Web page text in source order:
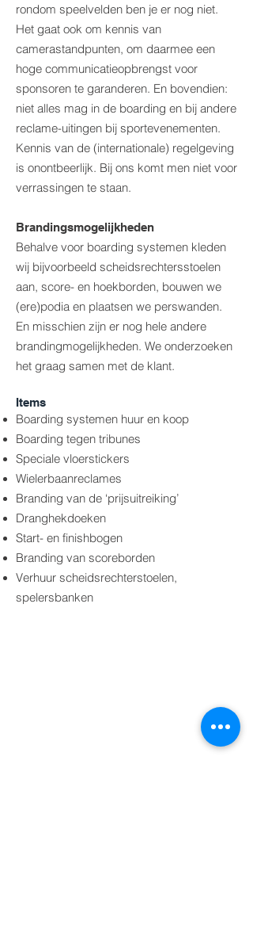
rondom speelvelden ben je er nog niet.
Het gaat ook om kennis van
camerastandpunten, om daarmee een
hoge communicatieopbrengst voor
sponsoren te garanderen. En bovendien:
niet alles mag in de boarding en bij andere
reclame-uitingen bij sportevenementen.
Kennis van de (internationale) regelgeving
is onontbeerlijk. Bij ons komt men niet voor
verrassingen te staan.
Brandingsmogelijkheden
Behalve voor boarding systemen kleden
wij bijvoorbeeld scheidsrechtersstoelen
aan, score- en hoekborden, bouwen we
(ere)podia en plaatsen we perswanden.
En misschien zijn er nog hele andere
brandingmogelijkheden. We onderzoeken
het graag samen met de klant.
Items
Boarding systemen huur en koop
Boarding tegen tribunes
Speciale vloerstickers
Wielerbaanreclames
Branding van de ‘prijsuitreiking’
Dranghekdoeken
Start- en finishbogen
Branding van scoreborden
Verhuur scheidsrechterstoelen,
spelersbanken